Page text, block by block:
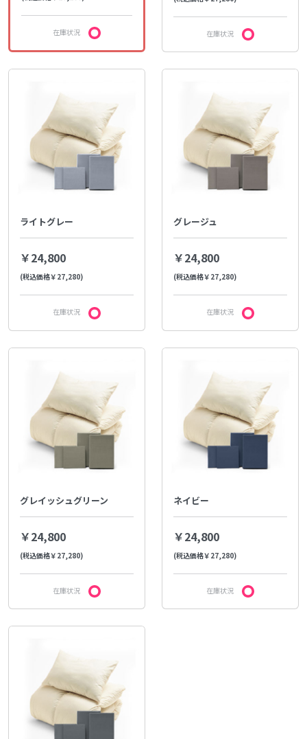
在庫状況 在庫状況
ライトグレー
￥24,800
(税込価格￥27,280)
在庫状況
グレージュ
￥24,800
(税込価格￥27,280)
在庫状況
グレイッシュグリーン
￥24,800
(税込価格￥27,280)
在庫状況
ネイビー
￥24,800
(税込価格￥27,280)
在庫状況